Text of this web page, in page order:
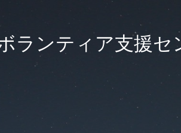
ランティア支援セ